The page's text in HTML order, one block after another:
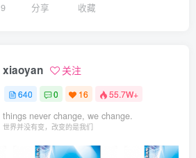
9 分享 收藏
xiaoyan 关注
640 0 16 55.7W+
things never change, we change.
世界并没有变，改变的是我们